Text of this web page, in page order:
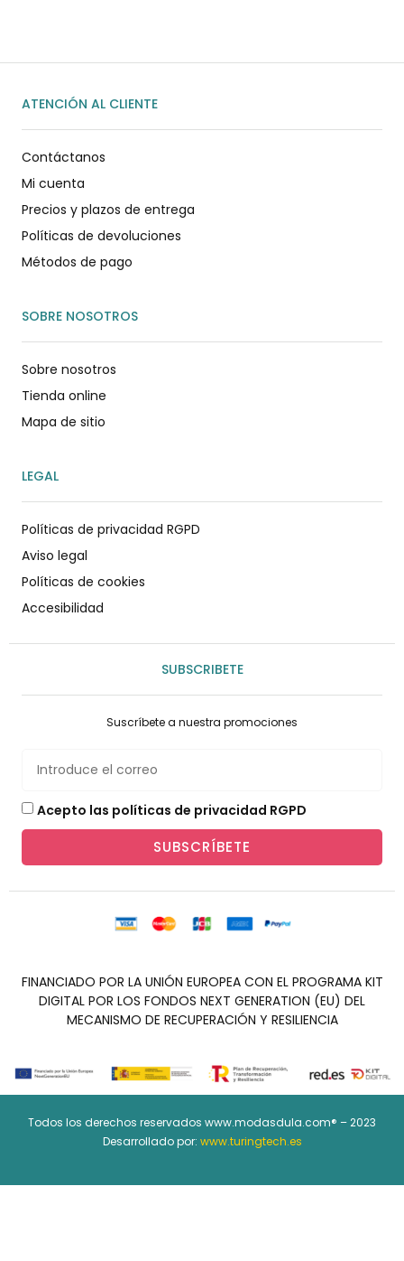
ATENCIÓN AL CLIENTE
Contáctanos
Mi cuenta
Precios y plazos de entrega
Políticas de devoluciones
Métodos de pago
SOBRE NOSOTROS
Sobre nosotros
Tienda online
Mapa de sitio
LEGAL
Políticas de privacidad RGPD
Aviso legal
Políticas de cookies
Accesibilidad
SUBSCRIBETE
Suscríbete a nuestra promociones
Acepto las políticas de privacidad RGPD
SUBSCRÍBETE
FINANCIADO POR LA UNIÓN EUROPEA CON EL PROGRAMA KIT
DIGITAL POR LOS FONDOS NEXT GENERATION (EU) DEL
MECANISMO DE RECUPERACIÓN Y RESILIENCIA
Todos los derechos reservados www.modasdula.com® – 2023
Desarrollado por: www.turingtech.es